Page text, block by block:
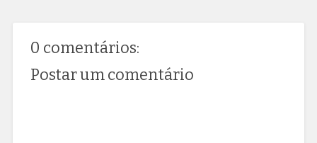
0 comentários:
Postar um comentário